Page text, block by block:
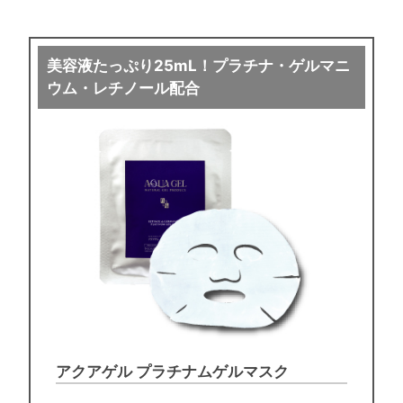
美容液たっぷり25mL！プラチナ・ゲルマニ
ウム・レチノール配合
アクアゲル プラチナムゲルマスク